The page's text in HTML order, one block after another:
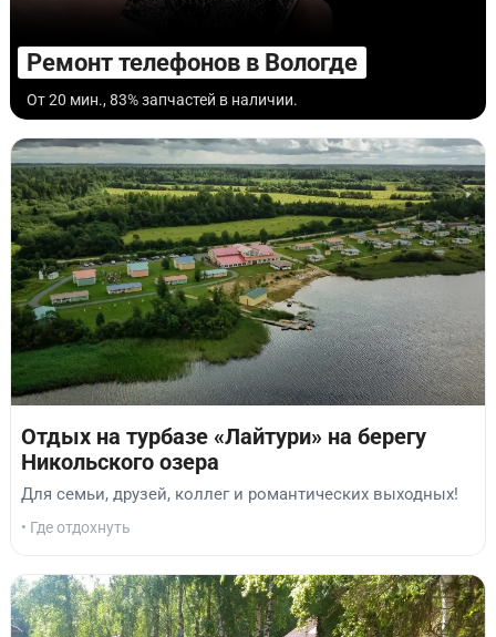
Ремонт телефонов в Вологде
От 20 мин., 83% запчастей в наличии.
Отдых на турбазе «Лайтури» на берегу
Никольского озера
Для семьи, друзей, коллег и романтических выходных!
• Где отдохнуть